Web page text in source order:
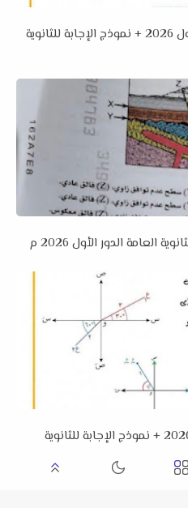
امتحان الرياضيات التطبيقية دور أول 2026 + نموذج الإجابة للثانوية
العامة الدور الأول 2026 م
امتحان الرياضيات البحتة دور أول 2026 + نموذج الإجابة للثانوية